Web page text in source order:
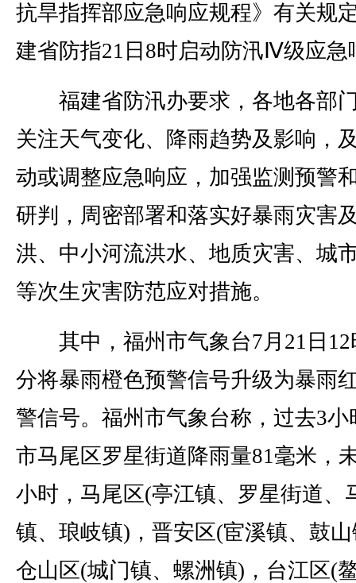
抗旱指挥部应急响应规程》有关规
建省防指21日8时启动防汛Ⅳ级应急
福建省防汛办要求，各地各部
关注天气变化、降雨趋势及影响，
动或调整应急响应，加强监测预警
研判，周密部署和落实好暴雨灾害
洪、中小河流洪水、地质灾害、城
等次生灾害防范应对措施。
其中，福州市气象台7月21日12
分将暴雨橙色预警信号升级为暴雨
警信号。福州市气象台称，过去3小
市马尾区罗星街道降雨量81毫米，
小时，马尾区(亭江镇、罗星街道、
镇、琅岐镇)，晋安区(宦溪镇、鼓
仓山区(城门镇、螺洲镇)，台江区(